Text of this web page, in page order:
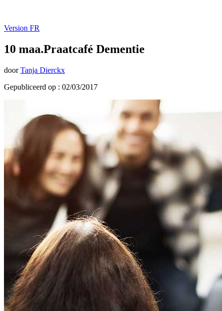
Version FR
10 maa.Praatcafé Dementie
door Tanja Dierckx
Gepubliceerd op : 02/03/2017